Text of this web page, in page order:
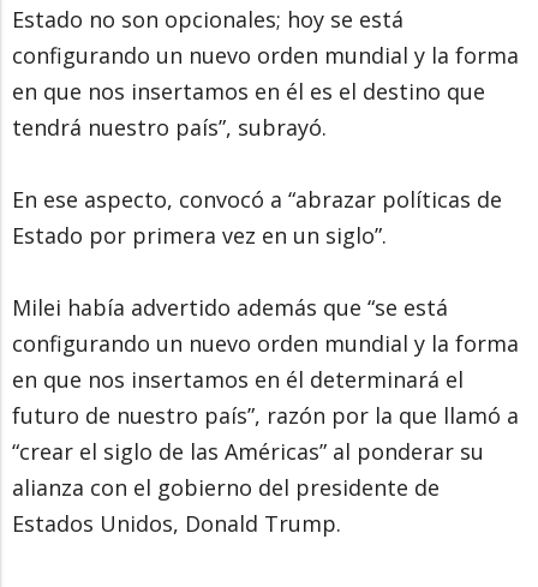
Estado no son opcionales; hoy se está
configurando un nuevo orden mundial y la forma
en que nos insertamos en él es el destino que
tendrá nuestro país”, subrayó.
En ese aspecto, convocó a “abrazar políticas de
Estado por primera vez en un siglo”.
Milei había advertido además que “se está
configurando un nuevo orden mundial y la forma
en que nos insertamos en él determinará el
futuro de nuestro país”, razón por la que llamó a
“crear el siglo de las Américas” al ponderar su
alianza con el gobierno del presidente de
Estados Unidos, Donald Trump.